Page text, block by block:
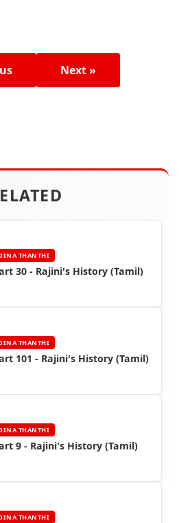
Next »
THANTHI
30 - Rajini's History (Tamil)
THANTHI
101 - Rajini's History (Tamil)
THANTHI
9 - Rajini's History (Tamil)
THANTHI